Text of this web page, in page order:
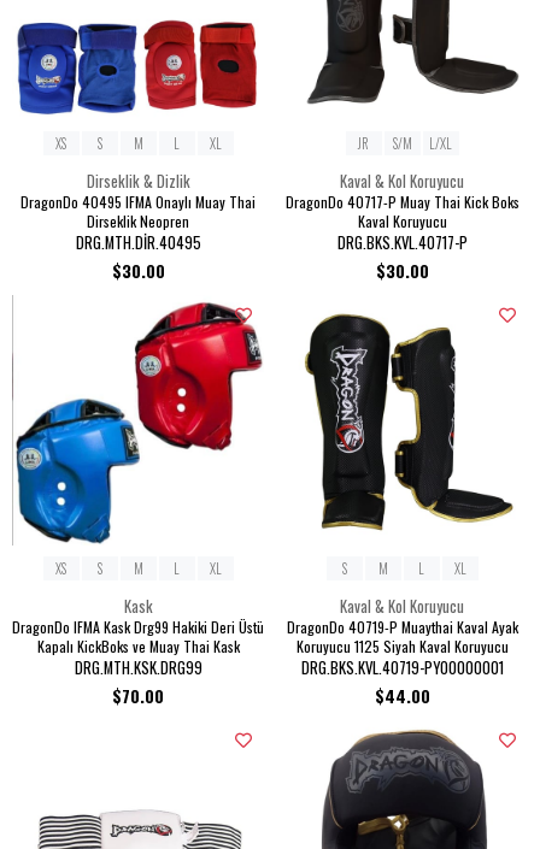
Dirseklik & Dizlik
DragonDo 40495 IFMA Onaylı Muay Thai
Dirseklik Neopren
DRG.MTH.DİR.40495
$30.00
XS S M L XL
Kaval & Kol Koruyucu
DragonDo 40717-P Muay Thai Kick Boks
Kaval Koruyucu
DRG.BKS.KVL.40717-P
$30.00
JR S/M L/XL
Kask
DragonDo IFMA Kask Drg99 Hakiki Deri Üstü
Kapalı KickBoks ve Muay Thai Kask
DRG.MTH.KSK.DRG99
$70.00
XS S M L XL
Kaval & Kol Koruyucu
DragonDo 40719-P Muaythai Kaval Ayak
Koruyucu 1125 Siyah Kaval Koruyucu
DRG.BKS.KVL.40719-PY00000001
$44.00
S M L XL